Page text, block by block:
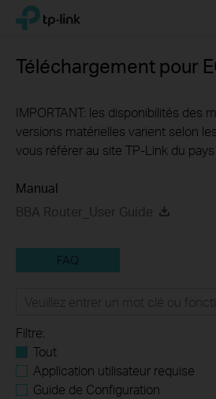
Click
the
navigation
TP-Link, Reliably Smart
Téléchargement pour
IMPORTANT: les disponibilités des
versions matérielles varient selon
vous référer au site TP-Link du
Manual
BBA Router_User Guide
FAQ
Filtre:
Tout
Application utilisateur requise
Guide de Configuration